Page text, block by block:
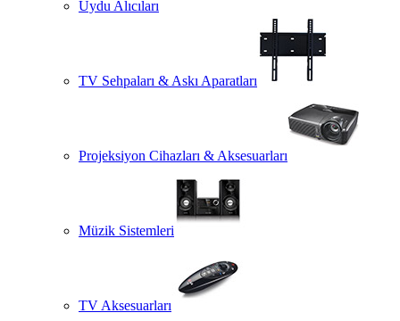
Uydu Alıcıları
TV Sehpaları & Askı Aparatları
Projeksiyon Cihazları & Aksesuarları
Müzik Sistemleri
TV Aksesuarları